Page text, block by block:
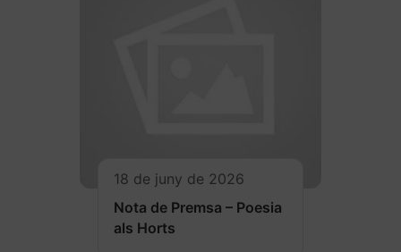
18 de juny de 2026
Nota de Premsa – Poesia
als Horts